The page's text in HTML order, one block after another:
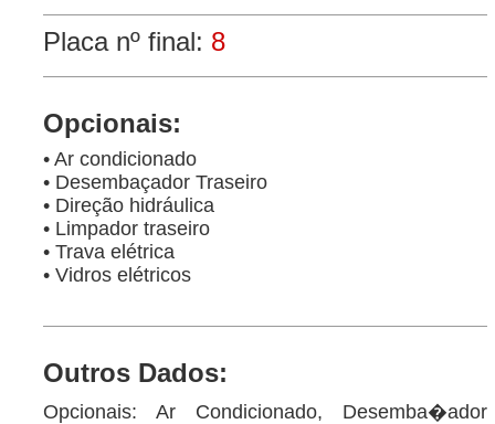
Placa nº final: 8
Opcionais:
• Ar condicionado
• Desembaçador Traseiro
• Direção hidráulica
• Limpador traseiro
• Trava elétrica
• Vidros elétricos
Outros Dados:
Opcionais: Ar Condicionado, Desemba�ador